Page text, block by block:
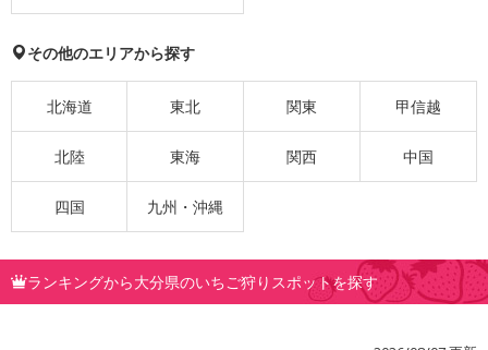
その他のエリアから探す
北海道 東北 関東 甲信越
北陸 東海 関西 中国
四国 九州・沖縄
ランキングから大分県のいちご狩りスポットを探す